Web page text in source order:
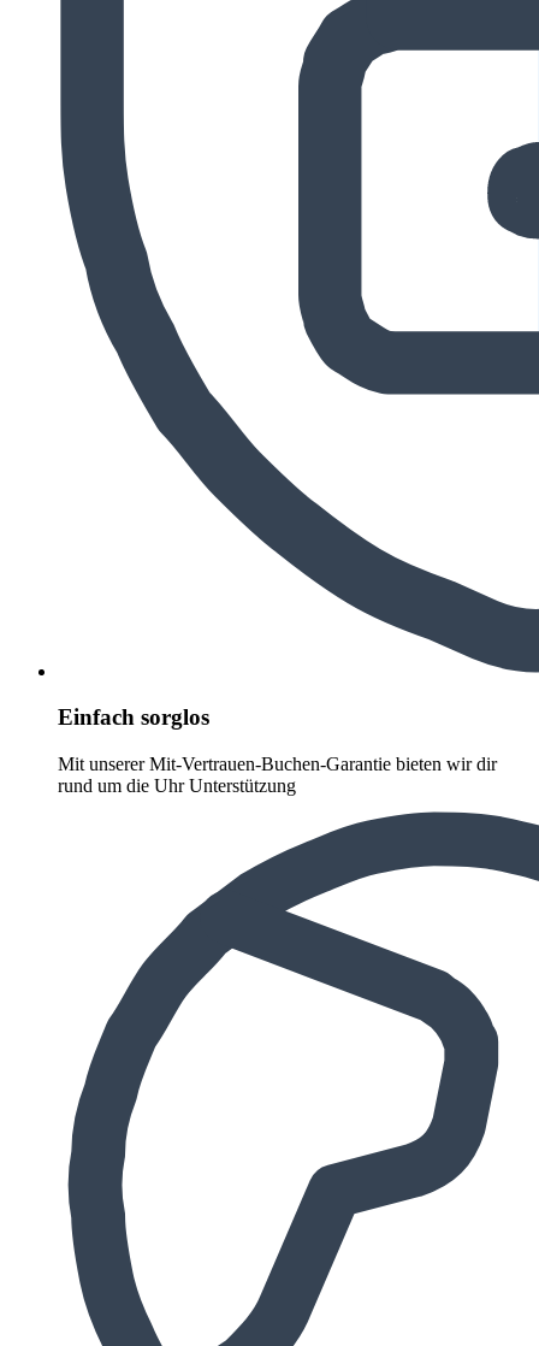
Einfach sorglos
Mit unserer Mit-Vertrauen-Buchen-Garantie bieten wir dir
rund um die Uhr Unterstützung